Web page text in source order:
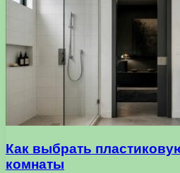
Как выбрать
комнаты